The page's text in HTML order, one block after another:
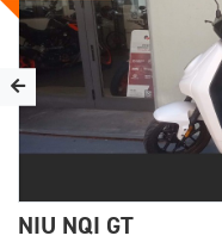
NIU NQI GT